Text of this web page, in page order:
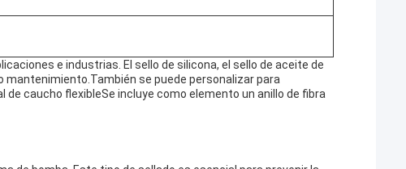
e industrias. El sello de silicona, el sello de aceite de
mantenimiento.También se puede personalizar para
caucho flexibleSe incluye como elemento un anillo de fibra